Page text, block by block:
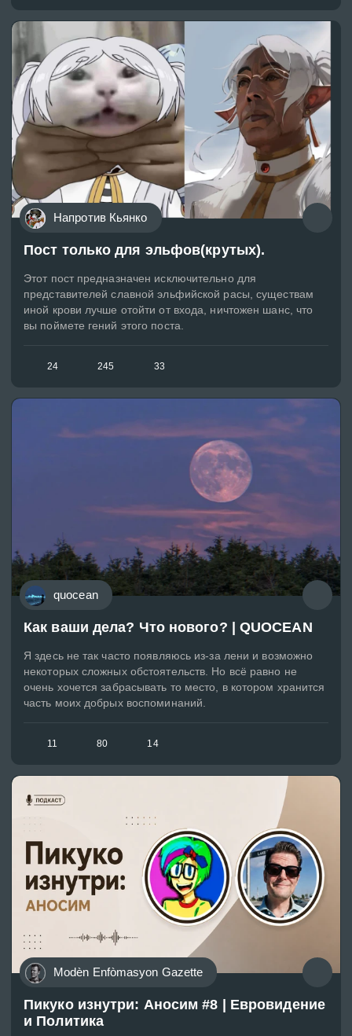
Напротив Кьянко
Пост только для эльфов(крутых).
Этот пост предназначен исключительно для
представителей славной эльфийской расы, существам
иной крови лучше отойти от входа, ничтожен шанс, что
вы поймете гений этого поста.
24 245 33
quocean
Как ваши дела? Что нового? | QUOCEAN
Я здесь не так часто появляюсь из-за лени и возможно
некоторых сложных обстоятельств. Но всё равно не
очень хочется забрасывать то место, в котором хранится
часть моих добрых воспоминаний.
11 80 14
Modèn Enfòmasyon Gazette
Пикуко изнутри: Аносим #8 | Евровидение
и Политика